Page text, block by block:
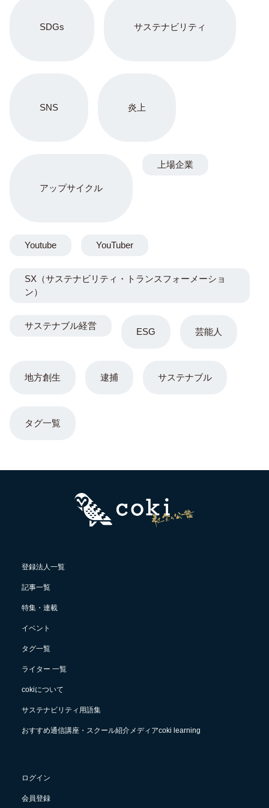
SDGs サステナビリティ
SNS 炎上
アップサイクル
ESG 芸能人
地方創生 逮捕 サステナブル
上場企業
Youtube YouTuber
SX（サステナビリティ・トランスフォーメーショ
ン）
サステナブル経営
タグ一覧
登録法人一覧
記事一覧
特集・連載
イベント
タグ一覧
ライター 一覧
cokiについて
サステナビリティ用語集
おすすめ通信講座・スクール紹介メディアcoki learning
ログイン
会員登録